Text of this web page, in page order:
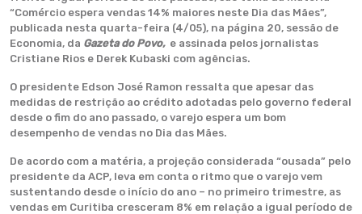
“Comércio espera vendas 14% maiores neste Dia das Mães”,
publicada nesta quarta-feira (4/05), na página 20, sessão de
Economia, da Gazeta do Povo,e assinada pelos jornalistas
Cristiane Rios e Derek Kubaski com agências.
O presidente Edson José Ramon ressalta que apesar das
medidas de restrição ao crédito adotadas pelo governo federal
desde o fim do ano passado, o varejo espera um bom
desempenho de vendas no Dia das Mães.
De acordo com a matéria, a projeção considerada “ousada” pelo
presidente da ACP, leva em conta o ritmo que o varejo vem
sustentando desde o início do ano – no primeiro trimestre, as
vendas em Curitiba cresceram 8% em relação a igual período de